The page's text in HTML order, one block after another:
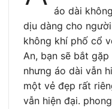
áo dài
dịu dàng cho
không khí phố cổ
An, bạn sẽ bắt
nhưng áo dài vẫn
một vẻ đẹp rất
vẫn hiện đại.